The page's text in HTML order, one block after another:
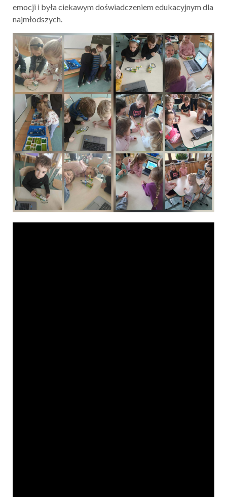
emocji i była ciekawym doświadczeniem edukacyjnym dla
najmłodszych.